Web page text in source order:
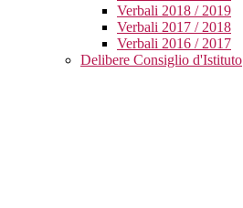
Verbali 2018 / 2019
Verbali 2017 / 2018
Verbali 2016 / 2017
Delibere Consiglio d'Istituto